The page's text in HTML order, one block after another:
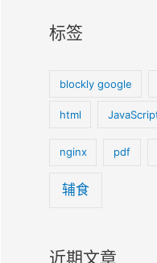
标签
blockly google
html
nginx pdf
辅食
近期文章